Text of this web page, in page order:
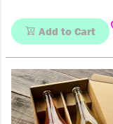
Add to Cart